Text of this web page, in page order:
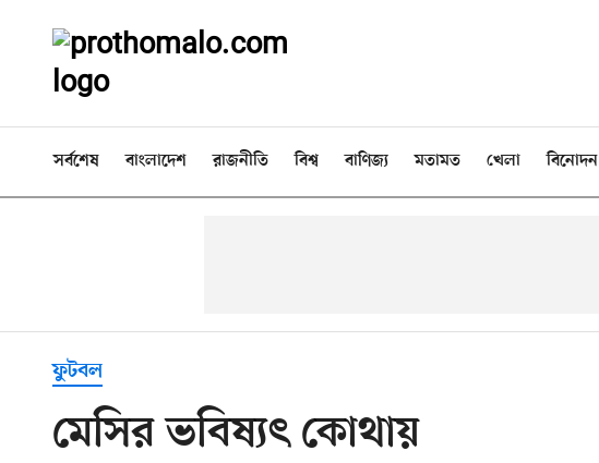
সর্বশেষ বাংলাদেশ রাজনীতি বিশ্ব বাণিজ্য মতামত খেলা বিনোদন
ফুটবল
মেসির ভবিষ্যৎ কোথায়